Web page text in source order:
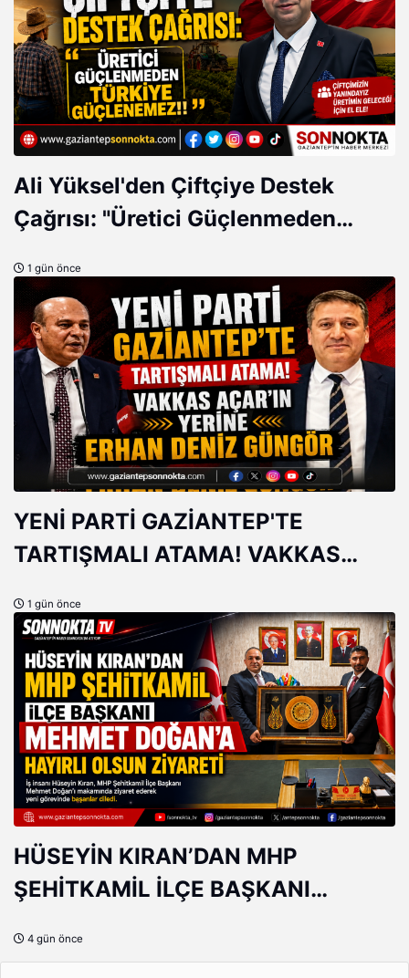
Ali Yüksel'den Çiftçiye Destek
Çağrısı: "Üretici Güçlenmeden
1 gün önce
YENİ PARTİ GAZİANTEP'TE
TARTIŞMALI ATAMA! VAKKAS
GÜNGÖR
1 gün önce
HÜSEYİN KIRAN’DAN MHP
ŞEHİTKAMİL İLÇE BAŞKANI
4 gün önce